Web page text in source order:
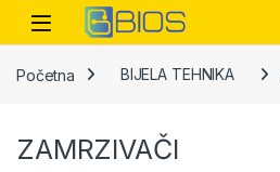
Skip to navigation
Skip to content
Open
Početna BIJELA TEHNIKA
ZAMRZIVAČI